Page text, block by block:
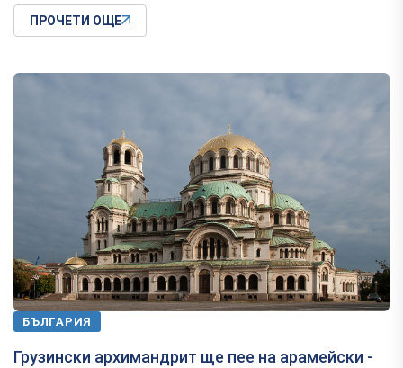
ПРОЧЕТИ ОЩЕ
БЪЛГАРИЯ
Грузински архимандрит ще пее на арамейски -